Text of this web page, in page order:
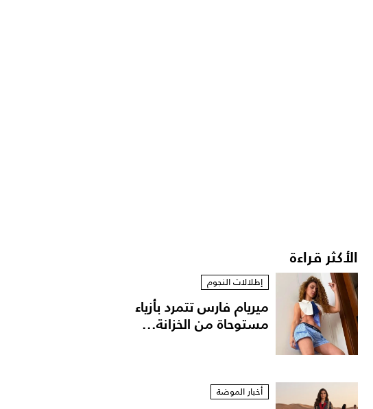
الأكثر قراءة
إطلالات النجوم
ميريام فارس تتمرد بأزياء
مستوحاة من الخزانة...
أخبار الموضة